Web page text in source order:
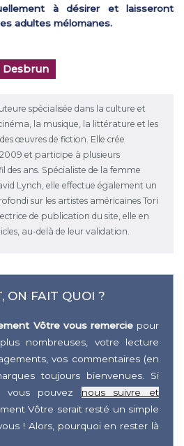
à désirer et laisseront
adultes mélomanes.
Desbrun
spécialisée dans la culture et
la musique, la littérature et les
œuvres de fiction. Elle crée
et participe à plusieurs
des ans. Spécialiste de la femme
Lynch, elle effectue également un
sur les artistes américaines Tori
de publication du site, elle en
au-delà de leur validation.
ON FAIT QUOI ?
Vôtre vous remerciepour
nombreuses, votre lecture
vos commentaires (en
toujours bienvenues. Si
vous pouvez nous suivre et
Vôtre serait resté un simple
! Alors, pourquoi en rester là